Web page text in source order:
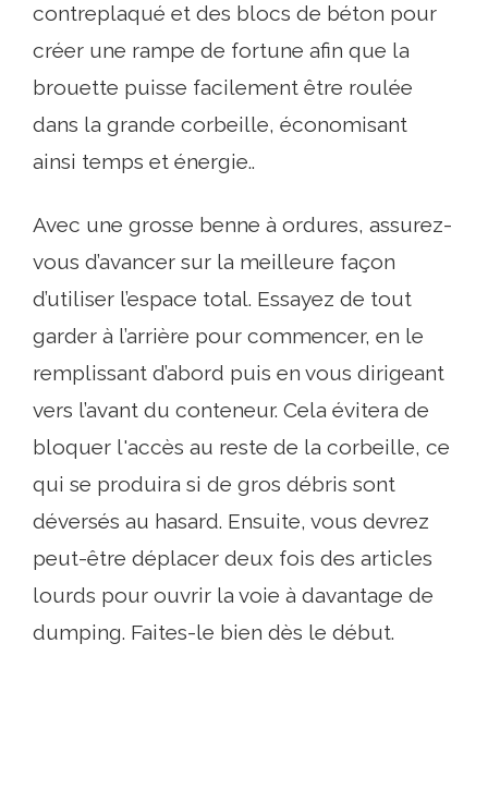
contreplaqué et des blocs de béton pour
créer une rampe de fortune afin que la
brouette puisse facilement être roulée
dans la grande corbeille, économisant
ainsi temps et énergie..
Avec une grosse benne à ordures, assurez-
vous d’avancer sur la meilleure façon
d’utiliser l’espace total. Essayez de tout
garder à l’arrière pour commencer, en le
remplissant d’abord puis en vous dirigeant
vers l’avant du conteneur. Cela évitera de
bloquer l'accès au reste de la corbeille, ce
qui se produira si de gros débris sont
déversés au hasard. Ensuite, vous devrez
peut-être déplacer deux fois des articles
lourds pour ouvrir la voie à davantage de
dumping. Faites-le bien dès le début.